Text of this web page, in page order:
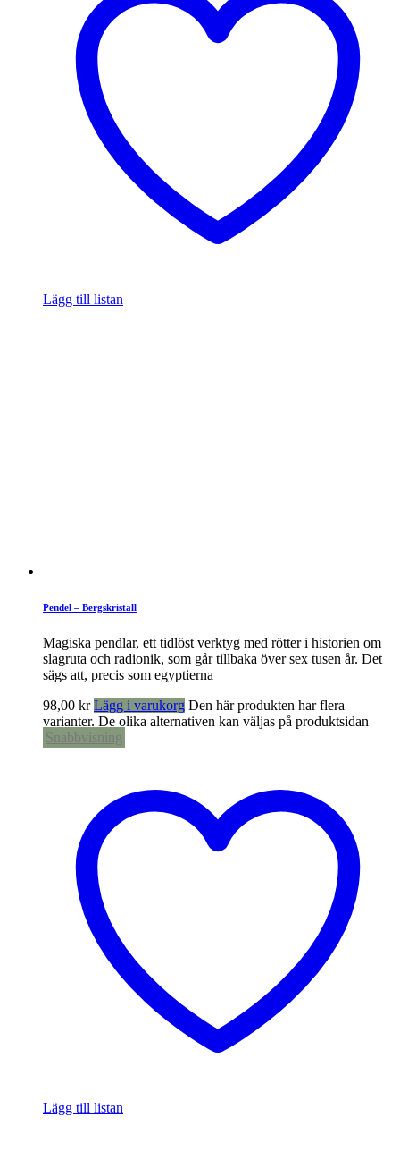
Lägg till listan
Pendel – Bergskristall
Magiska pendlar, ett tidlöst verktyg med rötter i historien om
slagruta och radionik, som går tillbaka över sex tusen år. Det
sägs att, precis som egyptierna
98,00 kr Lägg i varukorg Den här produkten har flera
varianter. De olika alternativen kan väljas på produktsidan
Snabbvisning
Lägg till listan